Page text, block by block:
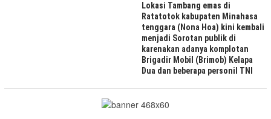
Lokasi Tambang emas di
Ratatotok kabupaten Minahasa
tenggara (Nona Hoa) kini kembali
menjadi Sorotan publik di
karenakan adanya komplotan
Brigadir Mobil (Brimob) Kelapa
Dua dan beberapa personil TNI